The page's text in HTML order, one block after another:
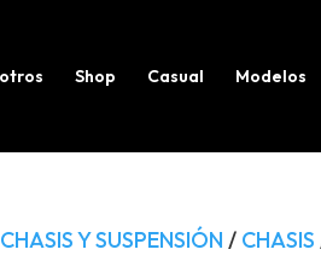
Shop Casual Modelos
CHASIS Y SUSPENSIÓN / CHASIS